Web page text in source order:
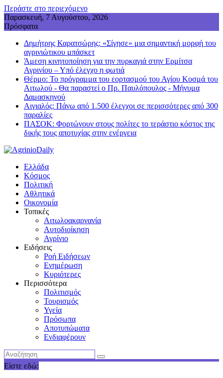
Περάστε στο περιεχόμενο
Παρασκευή, 7 Αυγούστου, 2026
Πρόσφατα
Δημήτρης Καρατσώρης: «Σίγησε» μια σημαντική μορφή του
αγρινιώτικου μπάσκετ
Άμεση κινητοποίηση για την πυρκαγιά στην Ερμίτσα
Αγρινίου – Υπό έλεγχο η φωτιά
Θέρμο: Το πρόγραμμα του εορτασμού του Αγίου Κοσμά του
Αιτωλού - Θα παραστεί ο Πρ. Παυλόπουλος - Mήνυμα
Δαμασκηνού
Αιγιαλός: Πάνω από 1.500 έλεγχοι σε περισσότερες από 300
παραλίες
ΠΑΣΟΚ: Φορτώνουν στους πολίτες το τεράστιο κόστος της
δικής τους αποτυχίας στην ενέργεια
Ελλάδα
Κόσμος
Πολιτική
Αθλητικά
Οικονομία
Τοπικές
Αιτωλοακαρνανία
Αυτοδιοίκηση
Αγρίνιο
Ειδήσεις
Ροή Ειδήσεων
Ενημέρωση
Κυριότερες
Περισσότερα
Πολιτισμός
Τουρισμός
Υγεία
Πρόσωπα
Αποτυπώματα
Ενδιαφέρουν
Είστε εδώ: